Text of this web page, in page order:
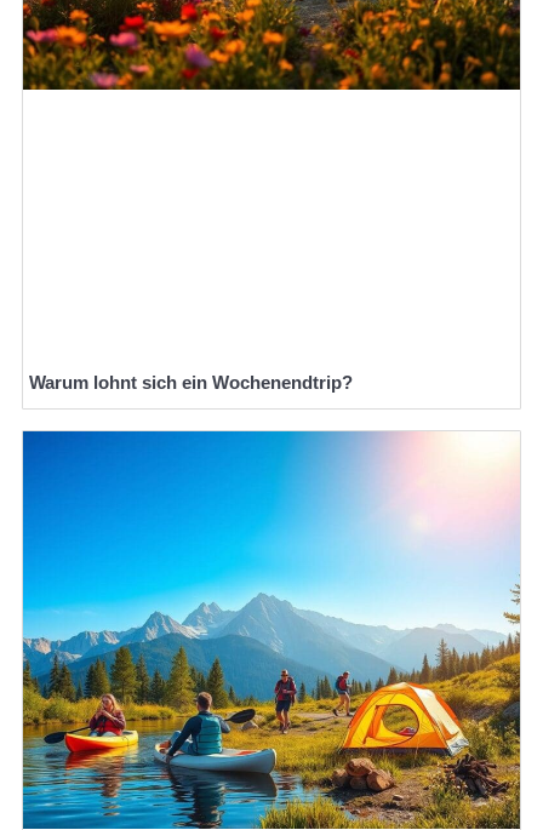
Warum lohnt sich ein Wochenendtrip?